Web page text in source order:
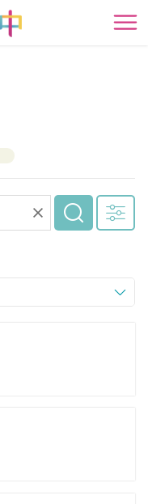
开